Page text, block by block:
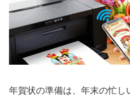
年賀状の準備は、年末の忙し